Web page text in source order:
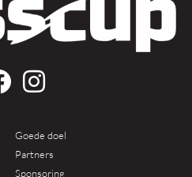
Goede doel
Partners
Sponsoring